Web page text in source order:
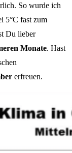
So wurde ich
5°C fast zum
Du lieber
Monate. Hast
erfreuen.